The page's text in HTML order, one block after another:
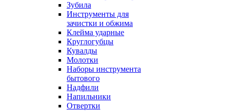
Зубила
Инструменты для
зачистки и обжима
Клейма ударные
Круглогубцы
Кувалды
Молотки
Наборы инструмента
бытового
Надфили
Напильники
Отвертки